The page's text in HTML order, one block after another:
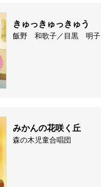
きゅっきゅっきゅう
飯野 和歌子／目黒 明子
みかんの花咲く丘
森の木児童合唱団